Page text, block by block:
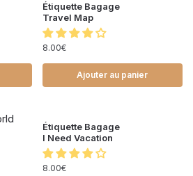
Étiquette Bagage
Travel Map
8.00€
Ajouter au panier
Étiquette Bagage
I Need Vacation
8.00€